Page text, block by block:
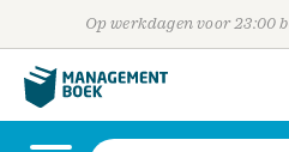
Op werkdagen voor 23:00